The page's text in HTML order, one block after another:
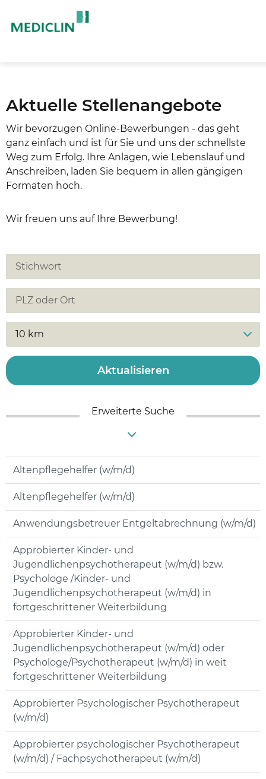
Aktuelle Stellenangebote
Wir bevorzugen Online-Bewerbungen - das geht
ganz einfach und ist für Sie und uns der schnellste
Weg zum Erfolg. Ihre Anlagen, wie Lebenslauf und
Anschreiben, laden Sie bequem in allen gängigen
Formaten hoch.
Wir freuen uns auf Ihre Bewerbung!
10 km
Aktualisieren
Erweiterte Suche
Altenpflegehelfer (w/m/d)
Altenpflegehelfer (w/m/d)
Anwendungsbetreuer Entgeltabrechnung (w/m/d)
Approbierter Kinder- und
Jugendlichenpsychotherapeut (w/m/d) bzw.
Psychologe /Kinder- und
Jugendlichenpsychotherapeut (w/m/d) in
fortgeschrittener Weiterbildung
Approbierter Kinder- und
Jugendlichenpsychotherapeut (w/m/d) oder
Psychologe/Psychotherapeut (w/m/d) in weit
fortgeschrittener Weiterbildung
Approbierter Psychologischer Psychotherapeut
(w/m/d)
Approbierter psychologischer Psychotherapeut
(w/m/d) / Fachpsychotherapeut (w/m/d)